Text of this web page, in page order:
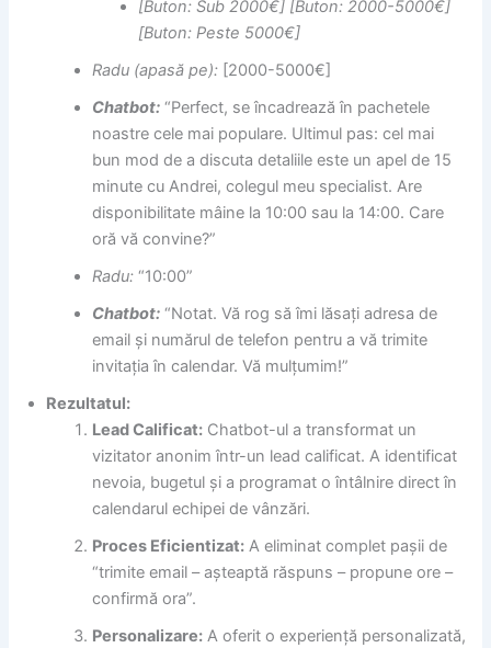
[Buton: Sub 2000€] [Buton: 2000-5000€]
[Buton: Peste 5000€]
Radu (apasă pe): [2000-5000€]
Chatbot: “Perfect, se încadrează în pachetele
noastre cele mai populare. Ultimul pas: cel mai
bun mod de a discuta detaliile este un apel de 15
minute cu Andrei, colegul meu specialist. Are
disponibilitate mâine la 10:00 sau la 14:00. Care
oră vă convine?”
Radu: “10:00”
Chatbot: “Notat. Vă rog să îmi lăsați adresa de
email și numărul de telefon pentru a vă trimite
invitația în calendar. Vă mulțumim!”
Rezultatul:
Lead Calificat: Chatbot-ul a transformat un
vizitator anonim într-un lead calificat. A identificat
nevoia, bugetul și a programat o întâlnire direct în
calendarul echipei de vânzări.
Proces Eficientizat: A eliminat complet pașii de
“trimite email – așteaptă răspuns – propune ore –
confirmă ora”.
Personalizare: A oferit o experiență personalizată,